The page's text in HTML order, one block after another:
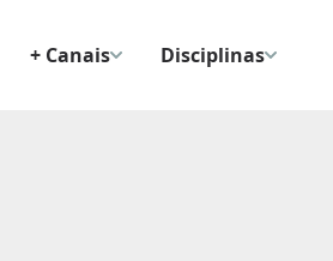
+ Canais Disciplinas